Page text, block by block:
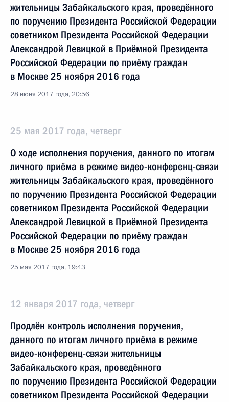
жительницы Забайкальского края, проведённого
по поручению Президента Российской Федерации
советником Президента Российской Федерации
Александрой Левицкой в Приёмной Президента
Российской Федерации по приёму граждан
в Москве 25 ноября 2016 года
28 июня 2017 года, 20:56
25 мая 2017 года, четверг
О ходе исполнения поручения, данного по итогам
личного приёма в режиме видео-конференц-связи
жительницы Забайкальского края, проведённого
по поручению Президента Российской Федерации
советником Президента Российской Федерации
Александрой Левицкой в Приёмной Президента
Российской Федерации по приёму граждан
в Москве 25 ноября 2016 года
25 мая 2017 года, 19:43
12 января 2017 года, четверг
Продлён контроль исполнения поручения,
данного по итогам личного приёма в режиме
видео-конференц-связи жительницы
Забайкальского края, проведённого
по поручению Президента Российской Федерации
советником Президента Российской Федерации